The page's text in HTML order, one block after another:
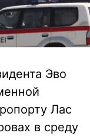
Эво
Лас
в среду